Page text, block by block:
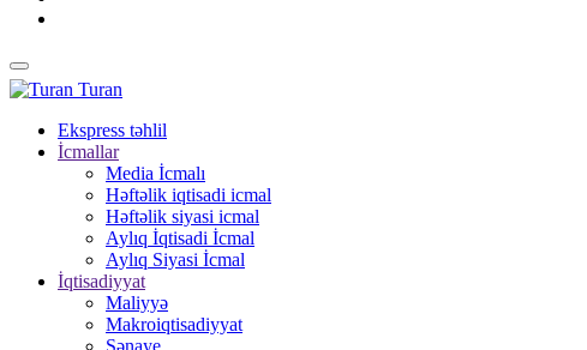
Turan
Ekspress təhlil
İcmallar
Media İcmalı
Həftəlik iqtisadi icmal
Həftəlik siyasi icmal
Aylıq İqtisadi İcmal
Aylıq Siyasi İcmal
İqtisadiyyat
Maliyyə
Makroiqtisadiyyat
Sənaye